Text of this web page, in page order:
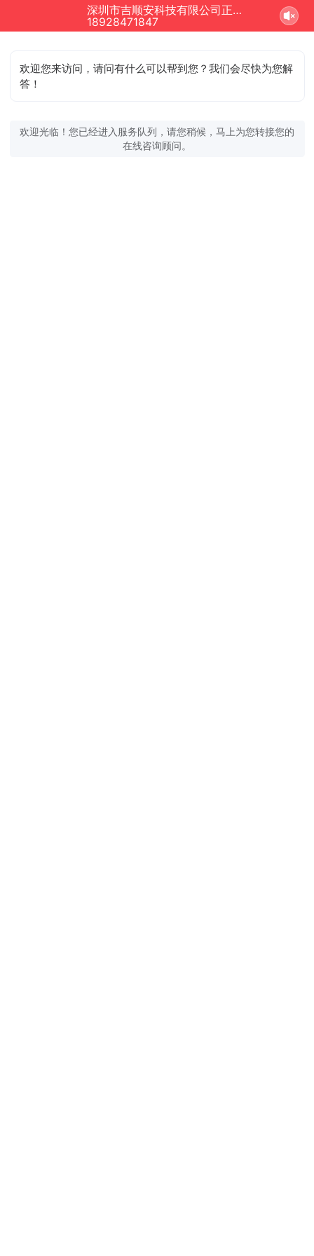
深圳市吉顺安科技有限公司正在为您服务
18928471847
欢迎您来访问，请问有什么可以帮到您？我们会尽快为您解
答！
欢迎光临！您已经进入服务队列，请您稍候，马上为您转接您的
在线咨询顾问。